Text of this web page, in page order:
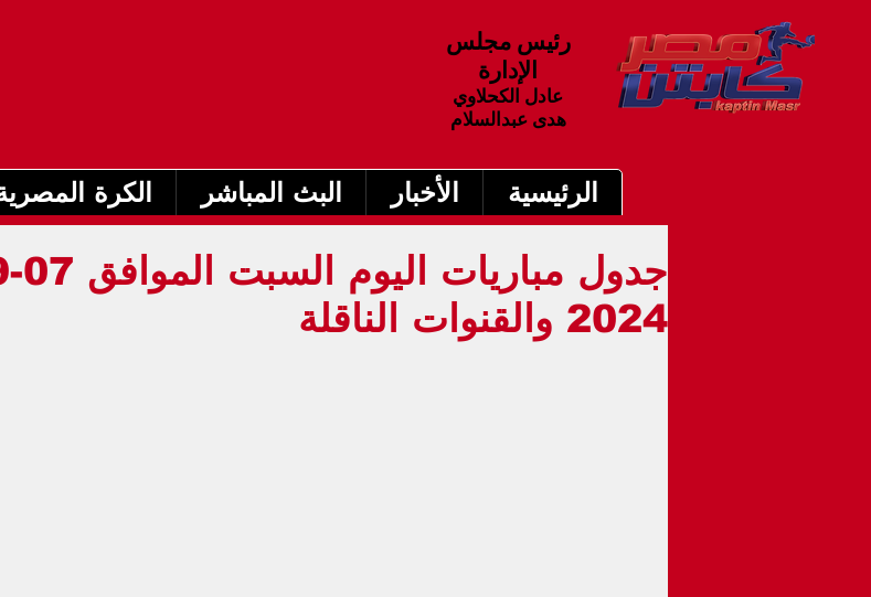
رئيس مجلس
الإدارة
عادل الكحلاوي
هدى عبدالسلام
الرئيسية الأخبار البث المباشر الكرة
2024 والقنوات الناقلة